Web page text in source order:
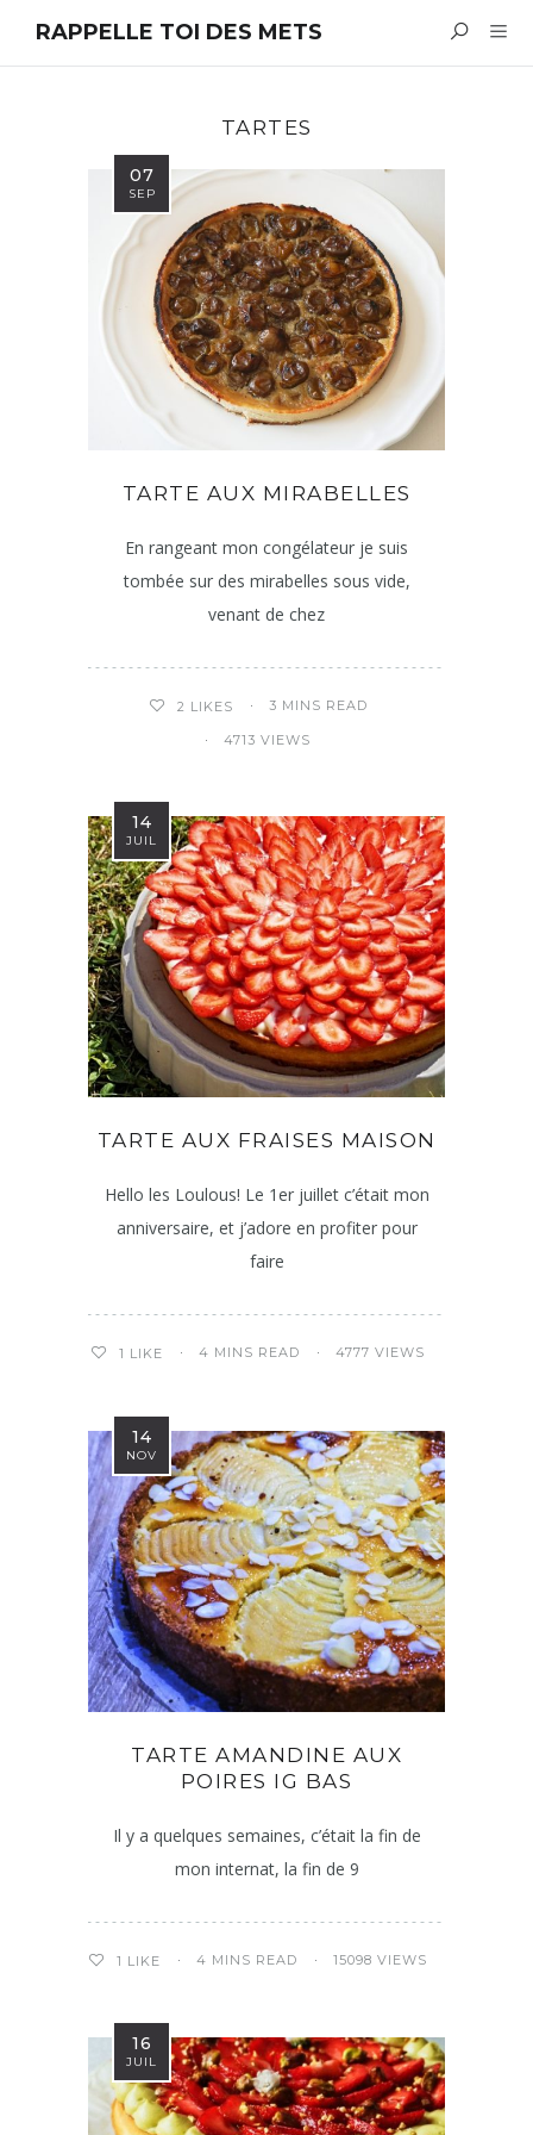
RAPPELLE TOI DES METS
TARTES
07
SEP
TARTE AUX MIRABELLES
En rangeant mon congélateur je suis
tombée sur des mirabelles sous vide,
venant de chez
2 LIKES 3 MINS READ
4713 VIEWS
14
JUIL
TARTE AUX FRAISES MAISON
Hello les Loulous! Le 1er juillet c’était mon
anniversaire, et j’adore en profiter pour
faire
1 LIKE 4 MINS READ 4777 VIEWS
14
NOV
TARTE AMANDINE AUX
POIRES IG BAS
Il y a quelques semaines, c’était la fin de
mon internat, la fin de 9
1 LIKE 4 MINS READ 15098 VIEWS
16
JUIL